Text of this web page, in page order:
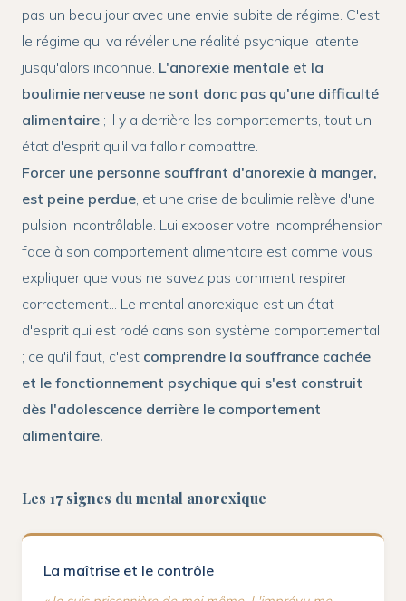
pas un beau jour avec une envie subite de régime. C'est
le régime qui va révéler une réalité psychique latente
jusqu'alors inconnue. L'anorexie mentale et la
boulimie nerveuse ne sont donc pas qu'une difficulté
alimentaire ; il y a derrière les comportements, tout un
état d'esprit qu'il va falloir combattre.
Forcer une personne souffrant d'anorexie à manger,
est peine perdue , et une crise de boulimie relève d'une
pulsion incontrôlable. Lui exposer votre incompréhension
face à son comportement alimentaire est comme vous
expliquer que vous ne savez pas comment respirer
correctement... Le mental anorexique est un état
d'esprit qui est rodé dans son système comportemental
; ce qu'il faut, c'est comprendre la souffrance cachée
et le fonctionnement psychique qui s'est construit
dès l'adolescence derrière le comportement
alimentaire.
Les 17 signes du mental anorexique
La maîtrise et le contrôle